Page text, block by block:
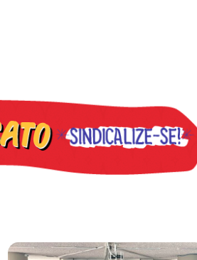
de cometer irregularidades
FNDC aprova plataforma de 20 pontos